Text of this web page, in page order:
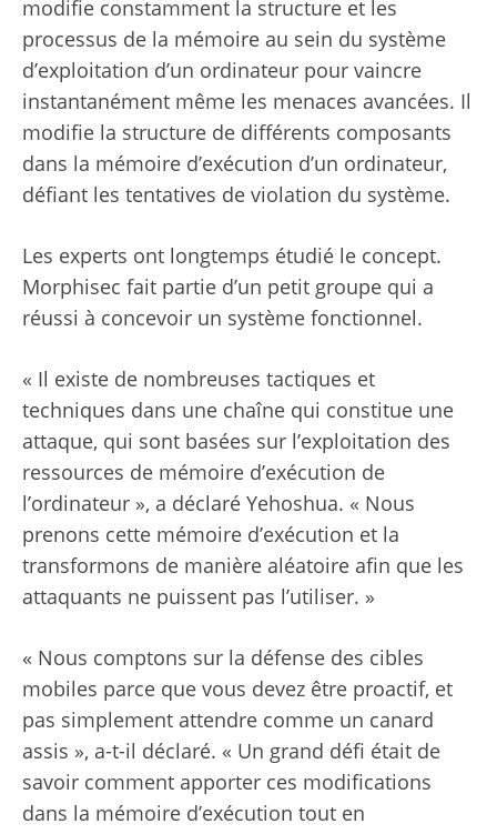
modifie constamment la structure et les
processus de la mémoire au sein du système
d’exploitation d’un ordinateur pour vaincre
instantanément même les menaces avancées. Il
modifie la structure de différents composants
dans la mémoire d’exécution d’un ordinateur,
défiant les tentatives de violation du système.
Les experts ont longtemps étudié le concept.
Morphisec fait partie d’un petit groupe qui a
réussi à concevoir un système fonctionnel.
« Il existe de nombreuses tactiques et
techniques dans une chaîne qui constitue une
attaque, qui sont basées sur l’exploitation des
ressources de mémoire d’exécution de
l’ordinateur », a déclaré Yehoshua. « Nous
prenons cette mémoire d’exécution et la
transformons de manière aléatoire afin que les
attaquants ne puissent pas l’utiliser. »
« Nous comptons sur la défense des cibles
mobiles parce que vous devez être proactif, et
pas simplement attendre comme un canard
assis », a-t-il déclaré. « Un grand défi était de
savoir comment apporter ces modifications
dans la mémoire d’exécution tout en